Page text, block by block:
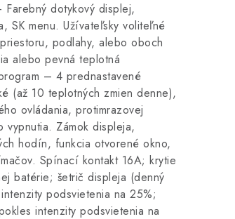
Farebný dotykový displej,
SK menu. Užívateľsky voliteľné
podlahy, alebo oboch
alebo pevná teplotná
– 4 prednastavené
(až 10 teplotných zmien denne),
ovládania, protimrazovej
vypnutia. Zámok displeja,
hodín, funkcia otvorené okno,
Spínací kontakt 16A; krytie
batérie; šetrič displeja (denný
podsvietenia na 25%;
intenzity podsvietenia na